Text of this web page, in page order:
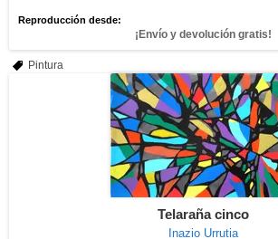
Reproducción desde:
¡Envío y devolución gratis!
Pintura
Telaraña cinco
Inazio Urrutia